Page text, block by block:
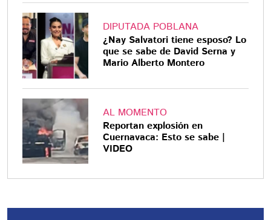
DIPUTADA POBLANA
¿Nay Salvatori tiene esposo? Lo
que se sabe de David Serna y
Mario Alberto Montero
AL MOMENTO
Reportan explosión en
Cuernavaca: Esto se sabe |
VIDEO